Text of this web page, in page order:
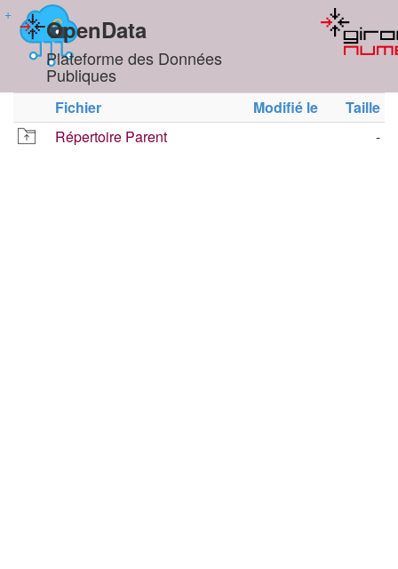
+
OpenData
Plateforme des Données
Publiques
Fichier Modifié le
Taille
Répertoire Parent
-